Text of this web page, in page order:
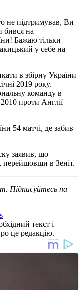
не підтримував, Ви
бився на
Бажаю тільки
у себе на
в збірну України
2019 року.
команду в
проти Англії
54 матчі, де забив
заявив, що
перейшовши в Зеніт.
Підписуйтесь на
текст і
це редакцію.